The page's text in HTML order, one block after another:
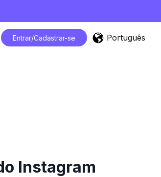
Entrar/Cadastrar-se Português
Instagram